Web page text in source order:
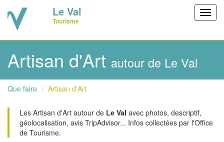
Le Val
Tourisme
Artisan d'Art autour de Le Val
Que faire Artisan d'Art
Les Artisan d'Art autour de Le Val avec photos, descriptif,
géolocalisation, avis TripAdvisor... Infos collectées par l'Office
de Tourisme.